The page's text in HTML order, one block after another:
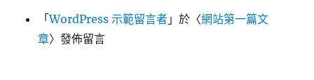
「WordPress 示範留言者 」於〈網站第一篇文
章〉發佈留言